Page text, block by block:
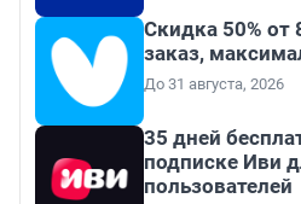
Скидка 50% от
заказ,
До 31 августа, 2026
35 дней
подписке Иви
пользователей